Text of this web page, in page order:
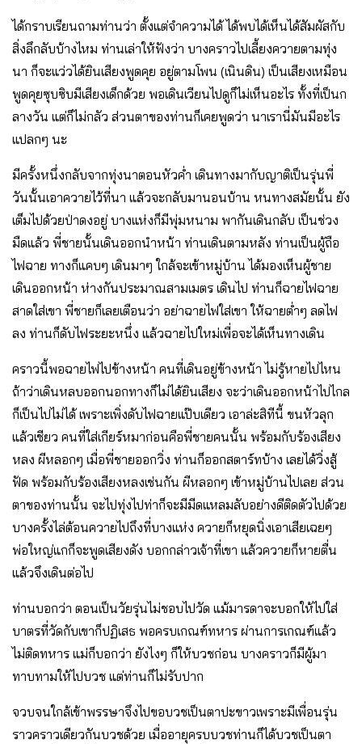
ได้กราบเรียนถามท่านว่า ตั้งแต่จำความได้ ได้พบได้เห็นได้สัมผัสกับ
สิ่งลึกลับบ้างไหม ท่านเล่าให้ฟังว่า บางคราวไปเลี้ยงควายตามทุ่ง
นา ก็จะแว่วได้ยินเสียงพูดคุย อยู่ตามโพน (เนินดิน) เป็นเสียงเหมือน
พูดคุยซุบซิบมีเสียงเด็กด้วย พอเดินเวียนไปดูก็ไม่เห็นอะไร ทั้งที่เป็นก
ลางวัน แต่ก็ไม่กลัว ส่วนตาของท่านก็เคยพูดว่า นาเรานี่มันมีอะไร
แปลกๆ นะ
มีครั้งหนึ่งกลับจากทุ่งนาตอนหัวค่ำ เดินทางมากับญาติเป็นรุ่นพี่
วันนั้นเอาควายไว้ที่นา แล้วจะกลับมานอนบ้าน หนทางสมัยนั้น ยัง
เต็มไปด้วยป่าดงอยู่ บางแห่งก็มีพุ่มหนาม พากันเดินกลับ เป็นช่วง
มืดแล้ว พี่ชายนั้นเดินออกนำหน้า ท่านเดินตามหลัง ท่านเป็นผู้ถือ
ไฟฉาย ทางก็แคบๆ เดินมาๆ ใกล้จะเข้าหมู่บ้าน ได้มองเห็นผู้ชาย
เดินออกหน้า ห่างกันประมาณสามเมตร เดินไป ท่านก็ฉายไฟฉาย
สาดใส่เขา พี่ชายก็เลยเตือนว่า อย่าฉายไฟใส่เขา ให้ฉายต่ำๆ ลดไฟ
ลง ท่านก็ดับไฟระยะหนึ่ง แล้วฉายไปใหม่เพื่อจะได้เห็นทางเดิน
คราวนี้พอฉายไฟไปข้างหน้า คนที่เดินอยู่ข้างหน้า ไม่รู้หายไปไหน
ถ้าว่าเดินหลบออกนอกทางก็ไม่ได้ยินเสียง จะว่าเดินออกหน้าไปไกล
ก็เป็นไปไม่ได้ เพราะเพิ่งดับไฟฉายแป๊บเดียว เอาล่ะสิทีนี้ ขนหัวลุก
แล้วเชียว คนที่ใส่เกียร์หมาก่อนคือพี่ชายคนนั้น พร้อมกับร้องเสียง
หลง ผีหลอกๆ เมื่อพี่ชายออกวิ่ง ท่านก็ออกสตาร์ทบ้าง เลยได้วิ่งสู้
ฟัด พร้อมกับร้องเสียงหลงเช่นกัน ผีหลอกๆ เข้าหมู่บ้านไปเลย ส่วน
ตาของท่านนั้น จะไปทุ่งไปท่าก็จะมีมีดแหลมลับอย่างดีติดตัวไปด้วย
บางครั้งไล่ต้อนควายไปถึงที่บางแห่ง ควายก็หยุดนิ่งเอาเสียเฉยๆ
พ่อใหญ่แกก็จะพูดเสียงดัง บอกกล่าวเจ้าที่เขา แล้วควายก็หายตื่น
แล้วจึงเดินต่อไป
ท่านบอกว่า ตอนเป็นวัยรุ่นไม่ชอบไปวัด แม้มารดาจะบอกให้ไปใส่
บาตรที่วัดกับเขาก็ปฏิเสธ พอครบเกณฑ์ทหาร ผ่านการเกณฑ์แล้ว
ไม่ติดทหาร แม่ก็บอกว่า ยังไงๆ ก็ให้บวชก่อน บางคราวก็มีผู้มา
ทาบทามให้ไปบวช แต่ท่านก็ไม่รับปาก
จวบจนใกล้เข้าพรรษาจึงไปขอบวชเป็นตาปะขาวเพราะมีเพื่อนรุ่น
ราวคราวเดียวกันบวชด้วย เมื่ออายุครบบวชท่านก็ได้บวชเป็นตา